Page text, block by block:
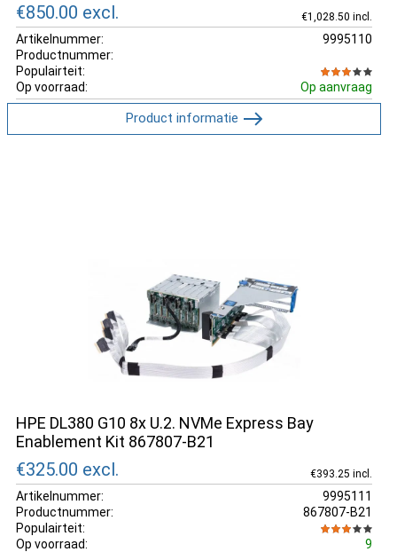
€850.00 excl. €1,028.50 incl.
Artikelnummer:
9995110
Productnummer:
Populairteit:
Op voorraad:
Op aanvraag
Product informatie
HPE DL380 G10 8x U.2. NVMe Express Bay
Enablement Kit 867807-B21
€325.00 excl. €393.25 incl.
Artikelnummer:
9995111
Productnummer:
867807-B21
Populairteit:
Op voorraad:
9